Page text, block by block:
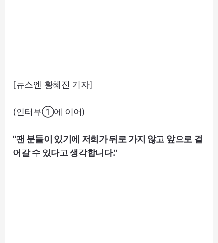
[뉴스엔 황혜진 기자]
(인터뷰①에 이어)
"팬 분들이 있기에 저희가 뒤로 가지 않고 앞으로 걸
어갈 수 있다고 생각합니다."